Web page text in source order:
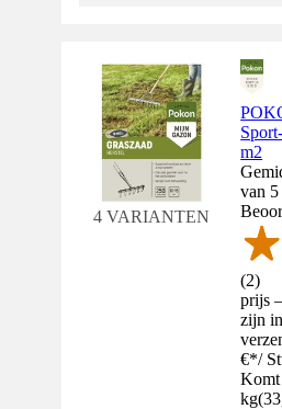
4 VARIANTEN
m2
van 5
(2)
prijs
zijn
€*/
Komt
kg(